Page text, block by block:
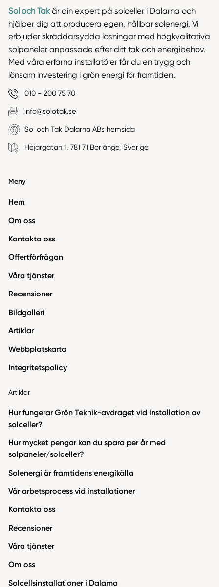
Sol och Takär din expert på solceller i Dalarna och
hjälper dig att producera egen, hållbar solenergi. Vi
erbjuder skräddarsydda lösningar med högkvalitativa
solpaneler anpassade efter ditt tak och energibehov.
Med våra erfarna installatörer får du en trygg och
lönsam investering i grön energi för framtiden.
010 - 200 75 70
info@solotak.se
Sol och Tak Dalarna ABs hemsida
Hejargatan 1, 781 71 Borlänge, Sverige
Meny
Hem
Om oss
Kontakta oss
Offertförfrågan
Våra tjänster
Recensioner
Bildgalleri
Artiklar
Webbplatskarta
Integritetspolicy
Artiklar
Hur fungerar Grön Teknik-avdraget vid installation av
solceller?
Hur mycket pengar kan du spara per år med
solpaneler/solceller?
Solenergi är framtidens energikälla
Vår arbetsprocess vid installationer
Kontakta oss
Recensioner
Våra tjänster
Om oss
Solcellsinstallationer i Dalarna